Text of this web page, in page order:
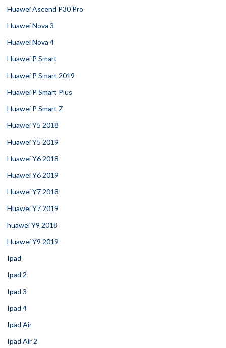
Huawei Ascend P30 Pro
Huawei Nova 3
Huawei Nova 4
Huawei P Smart
Huawei P Smart 2019
Huawei P Smart Plus
Huawei P Smart Z
Huawei Y5 2018
Huawei Y5 2019
Huawei Y6 2018
Huawei Y6 2019
Huawei Y7 2018
Huawei Y7 2019
huawei Y9 2018
Huawei Y9 2019
Ipad
Ipad 2
Ipad 3
Ipad 4
Ipad Air
Ipad Air 2